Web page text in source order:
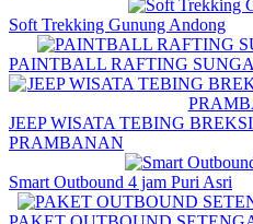
Soft Trekking Gunung Andong
PAINTBALL RAFTING
JEEP WISATA TEBING
PRAMBANAN
Smart Outbound 4 jam Puri Asri